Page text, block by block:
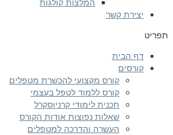
המלצות קולגות
קשר
הבית
קורס מקצועי להכשרת מטפלים
קורס ללמוד לטפל בעצמי
תכנית לימודי קרניוסקרל
שאלות נפוצות אודות הקורס
העשרה והדרכה למטפלים